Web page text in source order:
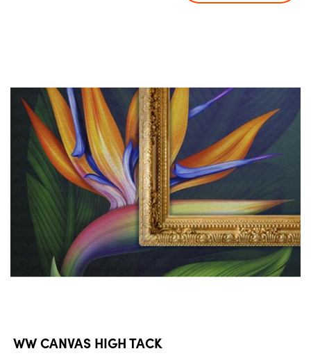
WW CANVAS HIGH TACK